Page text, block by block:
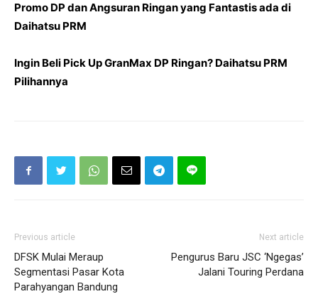
Promo DP dan Angsuran Ringan yang Fantastis ada di
Daihatsu PRM
Ingin Beli Pick Up GranMax DP Ringan? Daihatsu PRM
Pilihannya
Previous article
DFSK Mulai Meraup
Segmentasi Pasar Kota
Parahyangan Bandung
Next article
Pengurus Baru JSC ‘Ngegas’
Jalani Touring Perdana